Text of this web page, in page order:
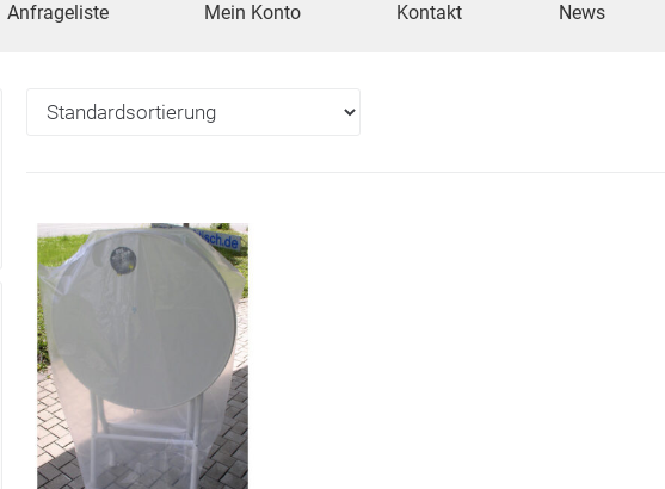
Anfrageliste Mein Konto Kontakt News